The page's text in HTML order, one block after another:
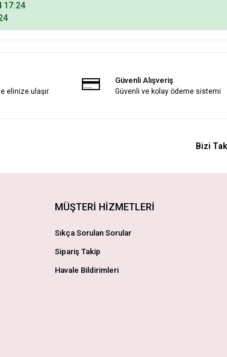
17:24
elinize ulaşır.
Güvenli Alışveriş
Güvenli ve kolay ödeme sistemi
Bizi
MÜŞTERİ HİZMETLERİ
Sıkça Sorulan Sorular
Sipariş Takip
Havale Bildirimleri